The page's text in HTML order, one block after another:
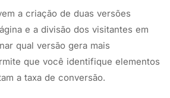
a criação de duas versões
e a divisão dos visitantes em
qual versão gera mais
que você identifique elementos
a taxa de conversão.